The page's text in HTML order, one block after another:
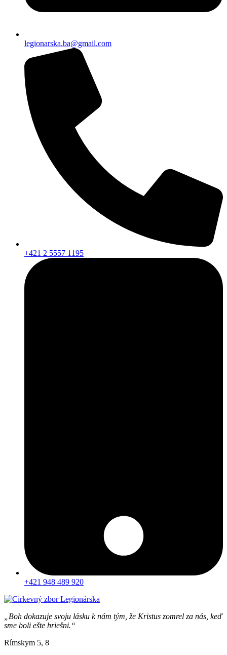
legionarska.ba@gmail.com
+421 2 5557 1195
+421 948 489 920
„Boh dokazuje svoju lásku k nám tým, že Kristus zomrel za nás, keď
sme boli ešte hriešni.“
Rímskym 5, 8